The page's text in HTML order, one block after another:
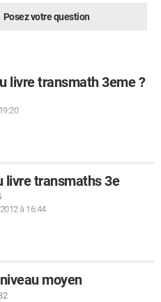
Posez votre question
livre transmath 3eme ?
livre transmaths 3e
à 16:44
moyen